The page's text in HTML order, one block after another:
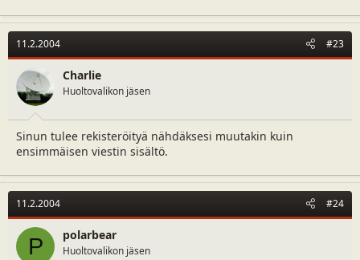
11.2.2004 #23
Charlie
Huoltovalikon jäsen
Sinun tulee rekisteröityä nähdäksesi muutakin kuin
ensimmäisen viestin sisältö.
11.2.2004 #24
P polarbear
Huoltovalikon jäsen